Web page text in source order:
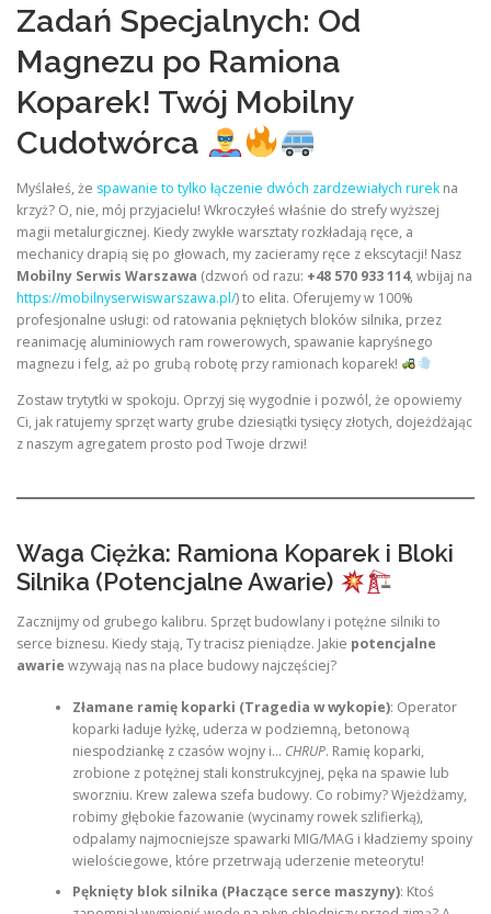
Zadań Specjalnych: Od
Magnezu po Ramiona
Koparek! Twój Mobilny
Cudotwórca
Myślałeś, że spawanie to tylko łączenie dwóch zardzewiałych rurek na
krzyż? O, nie, mój przyjacielu! Wkroczyłeś właśnie do strefy wyższej
magii metalurgicznej. Kiedy zwykłe warsztaty rozkładają ręce, a
mechanicy drapią się po głowach, my zacieramy ręce z ekscytacji! Nasz
Mobilny Serwis Warszawa (dzwoń od razu: +48 570 933 114, wbijaj na
https://mobilnyserwiswarszawa.pl/) to elita. Oferujemy w 100%
profesjonalne usługi: od ratowania pękniętych bloków silnika, przez
reanimację aluminiowych ram rowerowych, spawanie kapryśnego
magnezu i felg, aż po grubą robotę przy ramionach koparek!
Zostaw trytytki w spokoju. Oprzyj się wygodnie i pozwól, że opowiemy
Ci, jak ratujemy sprzęt warty grube dziesiątki tysięcy złotych, dojeżdżając
z naszym agregatem prosto pod Twoje drzwi!
Waga Ciężka: Ramiona Koparek i Bloki
Silnika (Potencjalne Awarie)
Zacznijmy od grubego kalibru. Sprzęt budowlany i potężne silniki to
serce biznesu. Kiedy stają, Ty tracisz pieniądze. Jakie potencjalne
awarie wzywają nas na place budowy najczęściej?
Złamane ramię koparki (Tragedia w wykopie): Operator
koparki ładuje łyżkę, uderza w podziemną, betonową
niespodziankę z czasów wojny i… CHRUP. Ramię koparki,
zrobione z potężnej stali konstrukcyjnej, pęka na spawie lub
sworzniu. Krew zalewa szefa budowy. Co robimy? Wjeżdżamy,
robimy głębokie fazowanie (wycinamy rowek szlifierką),
odpalamy najmocniejsze spawarki MIG/MAG i kładziemy spoiny
wielościegowe, które przetrwają uderzenie meteorytu!
Pęknięty blok silnika (Płaczące serce maszyny): Ktoś